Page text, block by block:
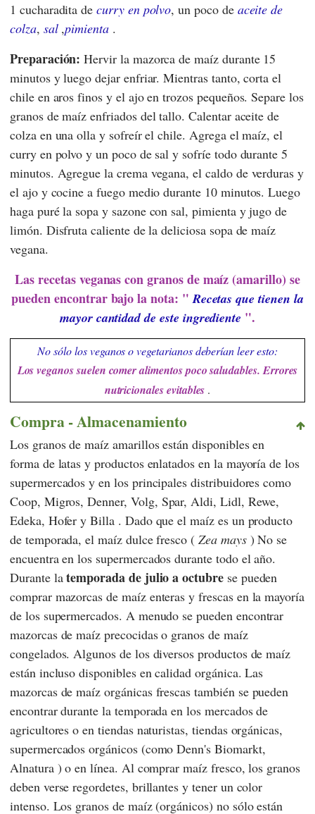
1 cucharadita decurry en polvo, un poco de aceite de
colza, sal,pimienta.
Preparación: Hervir la mazorca de maíz durante 15
minutos y luego dejar enfriar. Mientras tanto, corta el
chile en aros finos y el ajo en trozos pequeños. Separe los
granos de maíz enfriados del tallo. Calentar aceite de
colza en una olla y sofreír el chile. Agrega el maíz, el
curry en polvo y un poco de sal y sofríe todo durante 5
minutos. Agregue la crema vegana, el caldo de verduras y
el ajo y cocine a fuego medio durante 10 minutos. Luego
haga puré la sopa y sazone con sal, pimienta y jugo de
limón. Disfruta caliente de la deliciosa sopa de maíz
vegana.
Las recetas veganas con granos de maíz (amarillo) se
pueden encontrar bajo la nota: "Recetas que tienen la
mayor cantidad de este ingrediente ".
No sólo los veganos o vegetarianos deberían leer esto:
Los veganos suelen comer alimentos poco saludables. Errores
nutricionales evitables .
Compra - Almacenamiento
Los granos de maíz amarillos están disponibles en
forma de latas y productos enlatados en la mayoría de los
supermercados y en los principales distribuidores como
Coop, Migros,Denner, Volg, Spar, Aldi, Lidl, Rewe,
Edeka, Hofer yBilla. Dado que el maíz es un producto
de temporada, el maíz dulce fresco (Zea mays) No se
encuentra en los supermercados durante todo el año.
Durante latemporada de julio a octubrese pueden
comprar mazorcas de maíz enteras y frescas en la mayoría
de los supermercados. A menudo se pueden encontrar
mazorcas de maíz precocidas o granos de maíz
congelados. Algunos de los diversos productos de maíz
están incluso disponibles en calidad orgánica. Las
mazorcas de maíz orgánicas frescas también se pueden
encontrar durante la temporada en los mercados de
agricultores o en tiendas naturistas, tiendas orgánicas,
supermercados orgánicos (comoDenn's Biomarkt,
Alnatura) o en línea. Al comprar maíz fresco, los granos
deben verse regordetes, brillantes y tener un color
intenso. Los granos de maíz (orgánicos) no sólo están